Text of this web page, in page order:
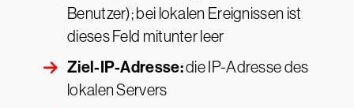
Benutzer); bei lokalen Ereignissen ist
dieses Feld mitunter leer
Ziel-IP-Adresse:die IP-Adresse des
lokalen Servers